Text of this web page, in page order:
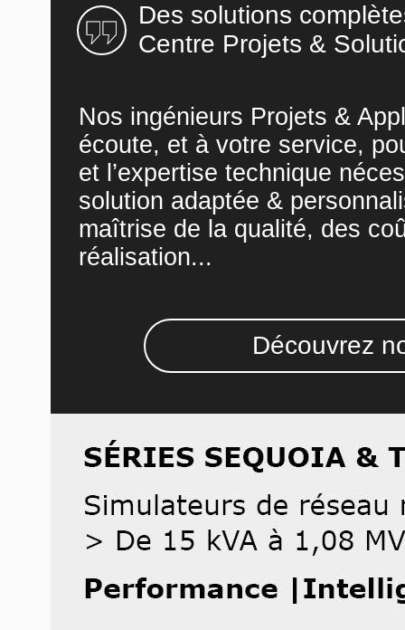
Des solutions
Centre Projets &
Nos ingénieurs Projets &
écoute, et à votre service,
et l’expertise technique
solution adaptée &
maîtrise de la qualité, des
réalisation...
Découvrez